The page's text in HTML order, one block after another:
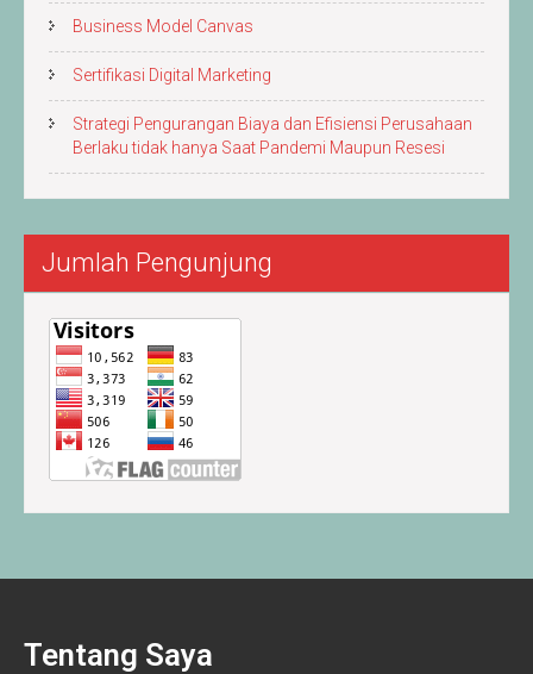
Business Model Canvas
Sertifikasi Digital Marketing
Strategi Pengurangan Biaya dan Efisiensi Perusahaan
Berlaku tidak hanya Saat Pandemi Maupun Resesi
Jumlah Pengunjung
Tentang Saya